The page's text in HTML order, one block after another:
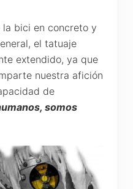
bici en concreto y
el tatuaje
extendido, ya que
nuestra afición
de
somos